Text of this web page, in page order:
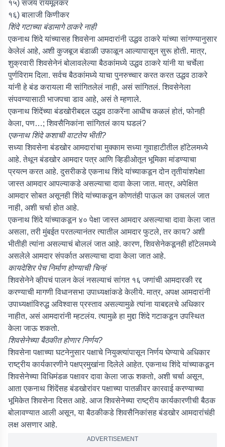
१५) संजय रायमूलकर
१६) बालाजी किणीकर
शिंदे गटाच्या बंडामागे ठाकरे नाही
एकनाथ शिंदे यांच्यासह शिवसेना आमदारांनी उद्धव ठाकरे यांच्या सांगण्यानुसार
केलेलं आहे, अशी कुजबूज बंडाळी उफाळून आल्यापासून सुरू होती. मात्र,
शुक्रवारी शिवसेनेनं बोलावलेल्या बैठकांमध्ये उद्धव ठाकरे यांनी या चर्चेला
पुर्णविराम दिला. सर्वच बैठकांमध्ये याचा पुनरुच्चार करत करत उद्धव ठाकरे
यांनी हे बंड करायला मी सांगितलेलं नाही, असं सांगितलं. शिवसेनेला
संपवण्यासाठी भाजपचा डाव आहे, असं ते म्हणाले.
एकनाथ शिंदेंच्या बंडखोरीबद्दल उद्धव ठाकरेंना आधीच कळलं होतं, फोनही
केला, पण…; शिवसैनिकांना सांगितलं काय घडलं?
एकनाथ शिंदे कशाची वाटतेय भीती?
सध्या शिवसेना बंडखोर आमदारांचा मुक्काम सध्या गुवाहाटीतील हॉटेलमध्ये
आहे. तेथून बंडखोर आमदार पत्र आणि व्हिडीओतून भूमिका मांडण्याचा
प्रयत्न करत आहे. दुसरीकडे एकनाथ शिंदे यांच्याकडून दोन तृतीयांशपेक्षा
जास्त आमदार आपल्याकडे असल्याचा दावा केला जात. मात्र, अपेक्षित
आमदार सोबत असूनही शिंदे यांच्याकडून कोणतंही पाऊल का उचललं जात
नाही, अशी चर्चा होत आहे.
एकनाथ शिंदे यांच्याकडून ४० पेक्षा जास्त आमदार असल्याचा दावा केला जात
असला, तरी मुंबईत परतल्यानंतर त्यातील आमदार फुटले, तर काय? अशी
भीतीही त्यांना असल्याचं बोललं जात आहे. कारण, शिवसेनेकडूनही हॉटेलमध्ये
असलेले आमदार संपर्कात असल्याचा दावा केला जात आहे.
कायदेशिर पेच निर्माण होण्याची चिन्हं
शिवसेनेने व्हीपचं पालन केलं नसल्याचं सांगत १६ जणांची आमदारकी रद्द
करण्याची मागणी विधानसभा उपाध्यक्षांकडे केलीये. मात्र, अपक्ष आमदारांनी
उपाध्यक्षांविरुद्ध अविश्वास प्रस्ताव असल्यामुळे त्यांना याबद्दलचे अधिकार
नाहीत, असं आमदारांनी म्हटलंय. त्यामुळे हा मुद्दा शिंदे गटाकडून उपस्थित
केला जाऊ शकतो.
शिवसेनेच्या बैठकीत होणार निर्णय?
शिवसेना पक्षाच्या घटनेनुसार पक्षाचे नियुक्त्यांपासून निर्णय घेण्याचे अधिकार
राष्ट्रीय कार्यकारणीने पक्षप्रमुखांना दिलेले आहेत. एकनाथ शिंदे यांच्याकडून
शिवसेनेच्या विधिमंडळ पक्षावर दावा केला जाऊ शकतो, अशी चर्चा असून,
आता एकनाथ शिंदेंसह बंडखोरांवर पक्षाच्या पातळीवर कारवाई करण्याच्या
भूमिकेत शिवसेना दिसत आहे. आज शिवसेनेच्या राष्ट्रीय कार्यकारणीची बैठक
बोलावण्यात आली असून, या बैठकीकडे शिवसैनिकांसह बंडखोर आमदारांचंही
लक्ष असणार आहे.
ADVERTISEMENT